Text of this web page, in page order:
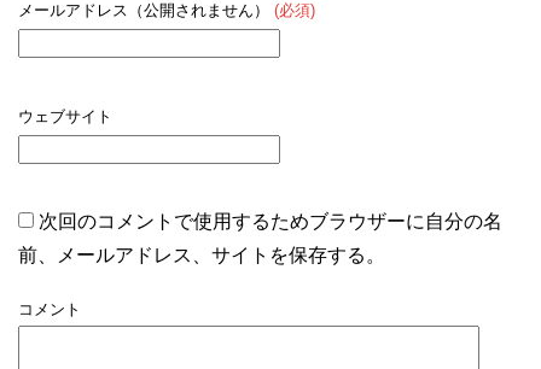
メールアドレス（公開されません） (必須)
ウェブサイト
次回のコメントで使用するためブラウザーに自分の名
前、メールアドレス、サイトを保存する。
コメント